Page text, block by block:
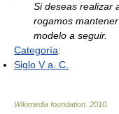
Si deseas realizar
rogamos
modelo a seguir.
Categoría:
Siglo V a. C.
Wikimedia foundation 2010